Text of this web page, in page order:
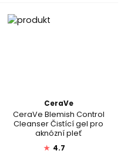
CeraVe
CeraVe Blemish Control
Cleanser Čistící gel pro
aknózní pleť
★ 4.7